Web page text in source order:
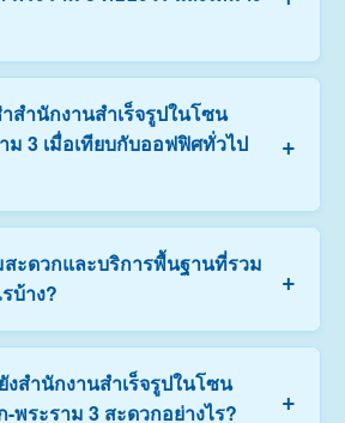
Office / Co-Working
ร้อมใช้งานที่ตกแต่งครบด้วย
เน็ตความเร็วสูง และมีสิ่งอำนวยความ
น ห้องประชุม แม่บ้าน และทีมรีเซปชัน
ำหรับบริษัทเปิดใหม่ สตาร์ทอัพ ฟรี
ม สาทร บางรัก หรือพระราม 3 โดย
ถานที่เองครับ
สำนักงานสำเร็จรูปในโซน
ม 3 เมื่อเทียบกับออฟฟิศทั่วไป
+
ยืดหยุ่นและคุ้มค่า** ครับ ผู้เช่า
ได้ทันที ยืดหยุ่นทั้งขนาดพื้นที่ (ตั้งแต่ 1
ตัวสำหรับทีมขนาดใหญ่) และระยะ
ตั้งแต่แบบรายเดือน) นอกจากนี้ยัง
ว ช่วยให้บริหารงบประมาณได้ง่าย
ะดวกและบริการพื้นฐานที่รวม
บ้าง?
+
วมสิ่งอำนวยความสะดวกไว้ครบครัน
งสำนักงานสำเร็จรูปในโซน
พระราม 3 สะดวกอย่างไร?
+